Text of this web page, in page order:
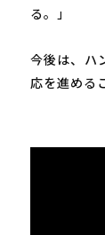
る。」
今後は、ハ
応を進める